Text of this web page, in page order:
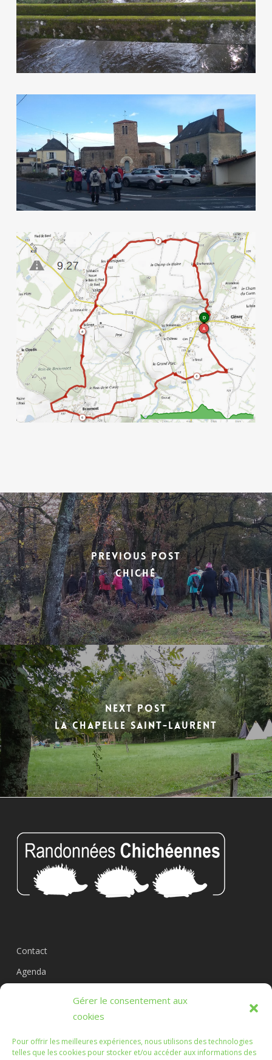
Gérer le consentement aux
cookies
Pour offrir les meilleures expériences, nous utilisons des technologies
telles que les cookies pour stocker et/ou accéder aux informations des
Previous Post
chiché
Next Post
la chapelle saint-laurent
Contact
Agenda